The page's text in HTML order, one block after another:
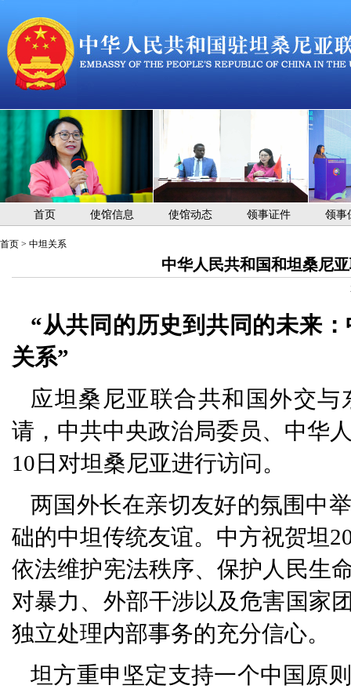
首页 使馆信息 使馆动态 领事证件 领事
首页 > 中坦关系
中华人民共和国和坦桑尼
“从共同的历史到共同的未来
关系”
应坦桑尼亚联合共和国外交与
请，中共中央政治局委员、中华
10日对坦桑尼亚进行访问。
两国外长在亲切友好的氛围中
础的中坦传统友谊。中方祝贺坦
依法维护宪法秩序、保护人民生
对暴力、外部干涉以及危害国家
独立处理内部事务的充分信心。
坦方重申坚定支持一个中国原